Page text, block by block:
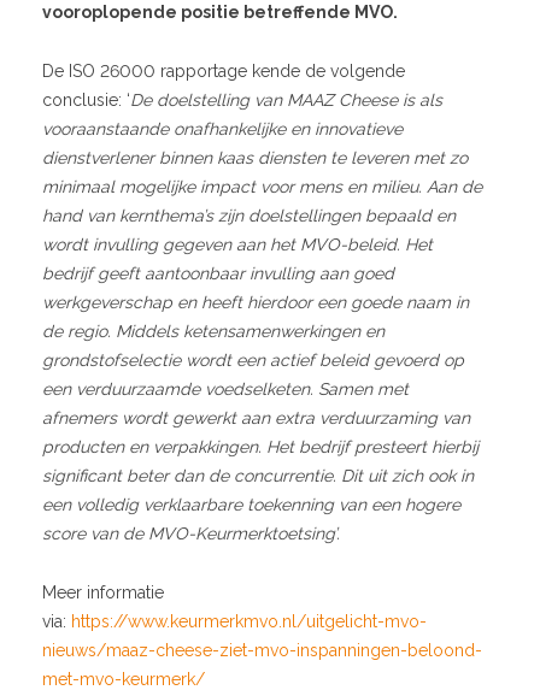
vooroplopende positie betreffende MVO.
De ISO 26000 rapportage kende de volgende
conclusie: ‘De doelstelling van MAAZ Cheese is als
vooraanstaande onafhankelijke en innovatieve
dienstverlener binnen kaas diensten te leveren met zo
minimaal mogelijke impact voor mens en milieu. Aan de
hand van kernthema’s zijn doelstellingen bepaald en
wordt invulling gegeven aan het MVO-beleid. Het
bedrijf geeft aantoonbaar invulling aan goed
werkgeverschap en heeft hierdoor een goede naam in
de regio. Middels ketensamenwerkingen en
grondstofselectie wordt een actief beleid gevoerd op
een verduurzaamde voedselketen. Samen met
afnemers wordt gewerkt aan extra verduurzaming van
producten en verpakkingen. Het bedrijf presteert hierbij
significant beter dan de concurrentie. Dit uit zich ook in
een volledig verklaarbare toekenning van een hogere
score van de MVO-Keurmerktoetsing’.
Meer informatie
via: https://www.keurmerkmvo.nl/uitgelicht-mvo-
nieuws/maaz-cheese-ziet-mvo-inspanningen-beloond-
met-mvo-keurmerk/